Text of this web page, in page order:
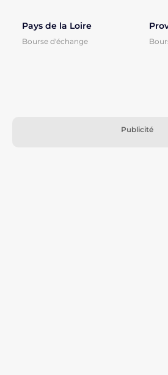
Pays de la Loire
Bourse d'échange
Publicité